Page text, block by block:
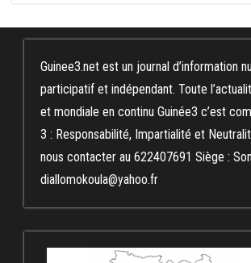
Guinee3.net est un journal d’information
participatif et indépendant. Toute
et mondiale en continu Guinée3 c’est
3 : Responsabilité, Impartialité et
nous contacter au 622407691 Siège :
diallomokoula@yahoo.fr